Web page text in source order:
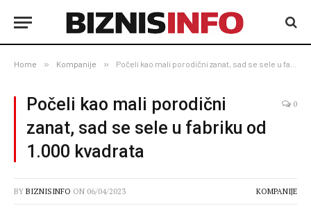
Home » Kompanije » Počeli kao mali porodični zanat, sad se sele u fabriku od 1.000 kvadrata
Počeli kao mali porodični
zanat, sad se sele u fabriku od
1.000 kvadrata
0
BY BIZNISINFO ON 06/04/2023 KOMPANIJE